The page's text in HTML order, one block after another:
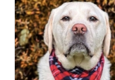
n
d
e
m
a
t